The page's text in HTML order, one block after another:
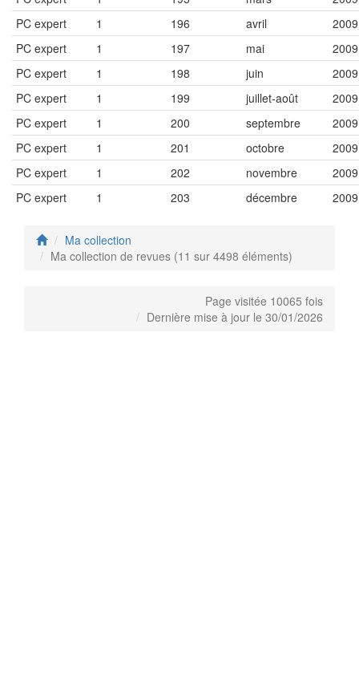
PC expert
1 196 avril
2009
PC expert
1 197 mai
2009
PC expert
1 198 juin
2009
PC expert
1 199 juillet-août
2009
PC expert
1 200 septembre
2009
PC expert
1 201 octobre
2009
PC expert
1 202 novembre
2009
PC expert
1 203 décembre 2009
Ma collection
Ma collection de revues (11 sur 4498 éléments)
Page visitée 10065 fois
Dernière mise à jour le 30/01/2026